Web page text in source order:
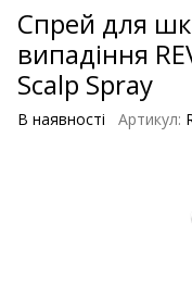
Спрей для
випадіння
Scalp Spray
В наявності Артикул: